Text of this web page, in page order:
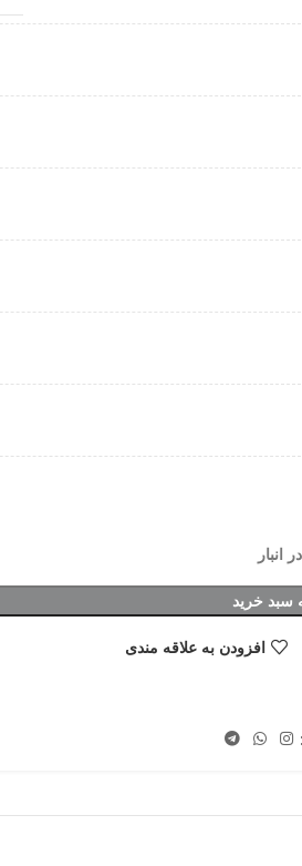
سبد خرید
افزودن به علاقه مندی